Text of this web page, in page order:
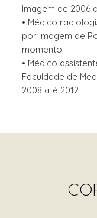
Imagem de 2006
• Médico
por Imagem de
momento
• Médico
Faculdade de
2008 até 2012